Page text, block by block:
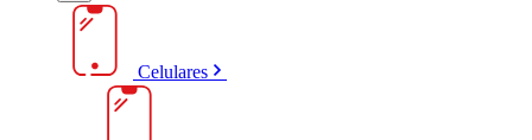
Celulares